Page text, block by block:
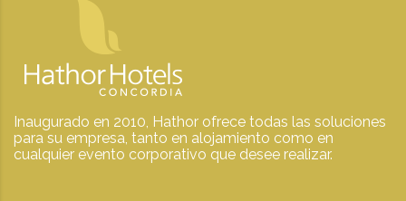
Inaugurado en 2010, Hathor ofrece todas las soluciones
para su empresa, tanto en alojamiento como en
cualquier evento corporativo que desee realizar.